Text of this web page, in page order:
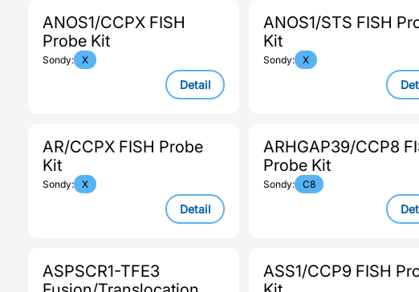
ANOS1/CCPX FISH
Probe Kit
Sondy: X
Detail
ANOS1/STS FISH
Kit
Sondy: X
AR/CCPX FISH Probe
Kit
Sondy: X
Detail
ARHGAP39/CCP8
Probe Kit
Sondy: C8
ASPSCR1-TFE3
ASS1/CCP9 FISH